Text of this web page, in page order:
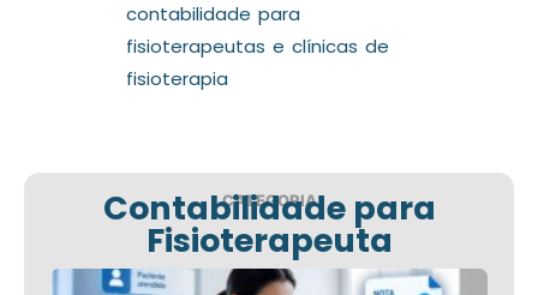
contabilidade para
fisioterapeutas e clínicas de
fisioterapia
CATEGORIA
Contabilidade para
Fisioterapeuta